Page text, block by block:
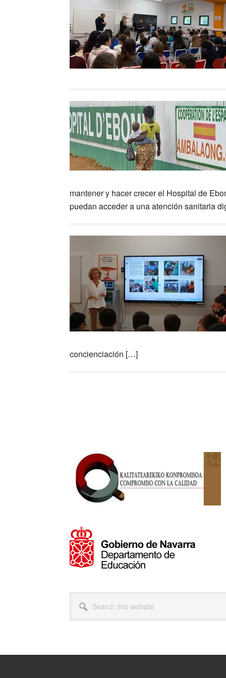
mantener y hacer crecer el Hospital de
puedan acceder a una atención sanitaria
concienciación […]
Footer
this
website